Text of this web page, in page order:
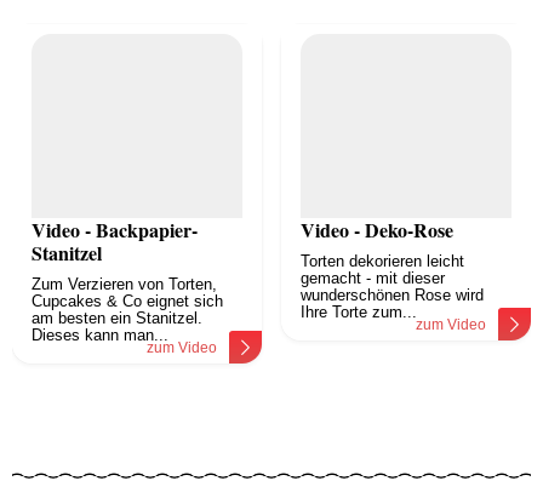
Video - Backpapier-
Stanitzel
Zum Verzieren von Torten,
Cupcakes & Co eignet sich
am besten ein Stanitzel.
Dieses kann man...
zum Video
Video - Deko-Rose
Torten dekorieren leicht
gemacht - mit dieser
wunderschönen Rose wird
Ihre Torte zum...
zum Video